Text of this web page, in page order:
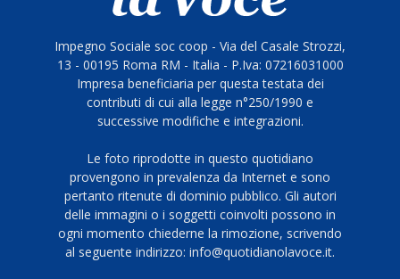
Impegno Sociale soc coop - Via del Casale Strozzi,
13 - 00195 Roma RM - Italia - P.Iva: 07216031000
Impresa beneficiaria per questa testata dei
contributi di cui alla legge n°250/1990 e
successive modifiche e integrazioni.
Le foto riprodotte in questo quotidiano
provengono in prevalenza da Internet e sono
pertanto ritenute di dominio pubblico. Gli autori
delle immagini o i soggetti coinvolti possono in
ogni momento chiederne la rimozione, scrivendo
al seguente indirizzo: info@quotidianolavoce.it.